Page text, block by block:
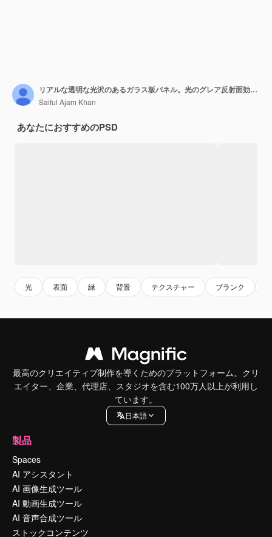
リアルな透明な光沢のあるガラス板パネル。光のグレア反射面効果オーバーレイがPNG分離された背景の長方形グラデーションウィンドウにあります。
Saiful Ajam Khan
あなたにおすすめのPSD
光 表面 緑 背景 テクスチャー ブランク
最高のクリエイティブ制作を導くためのプラットフォーム。クリ
エイター、企業、代理店、スタジオを含む100万人以上が利用し
ています。
日本語
製品
Spaces
AI アシスタント
AI 画像生成ツール
AI 動画生成ツール
AI 音声合成ツール
ストックコンテンツ